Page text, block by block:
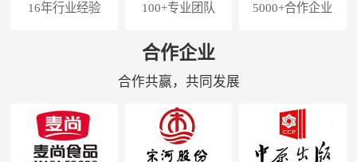
16年行业经验 100+专业团队 5000+合作企业
合作企业
合作共赢，共同发展